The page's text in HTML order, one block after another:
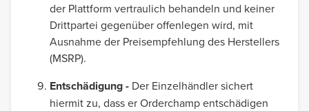
der Plattform vertraulich behandeln und keiner
Drittpartei gegenüber offenlegen wird, mit
Ausnahme der Preisempfehlung des Herstellers
(MSRP).
Entschädigung - Der Einzelhändler sichert
hiermit zu, dass er Orderchamp entschädigen